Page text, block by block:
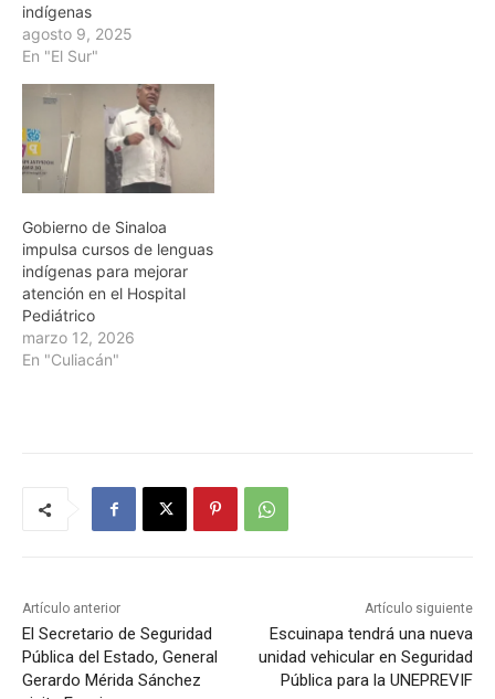
indígenas
agosto 9, 2025
En "El Sur"
Gobierno de Sinaloa
impulsa cursos de lenguas
indígenas para mejorar
atención en el Hospital
Pediátrico
marzo 12, 2026
En "Culiacán"
Artículo anterior
El Secretario de Seguridad
Pública del Estado, General
Gerardo Mérida Sánchez
Artículo siguiente
Escuinapa tendrá una nueva
unidad vehicular en Seguridad
Pública para la UNEPREVIF